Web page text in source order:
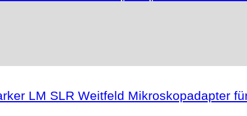
LM SLR Weitfeld Mikroskopadapter